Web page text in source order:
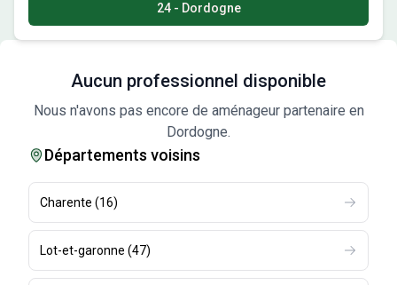
24 - Dordogne
Aucun professionnel disponible
Nous n'avons pas encore de aménageur partenaire en
Dordogne.
Départements voisins
Charente (16)
Lot-et-garonne (47)